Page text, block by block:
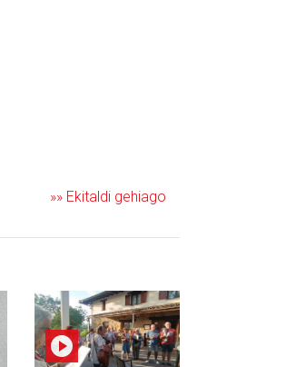
»» Ekitaldi gehiago